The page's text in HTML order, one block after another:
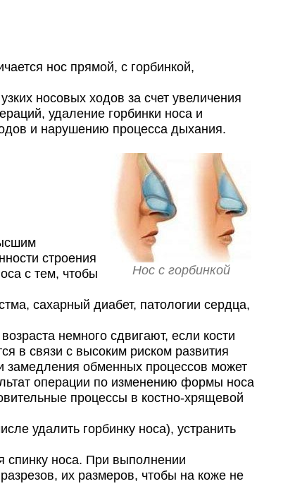
нос прямой, с горбинкой,
носовых ходов за счет увеличения
удаление горбинки носа и
и нарушению процесса дыхания.
Нос с горбинкой
строения
с тем, чтобы
сахарный диабет, патологии сердца,
немного сдвигают, если кости
в связи с высоким риском развития
замедления обменных процессов может
операции по изменению формы носа
процессы в костно-хрящевой
удалить горбинку носа), устранить
спинку носа. При выполнении
их размеров, чтобы на коже не